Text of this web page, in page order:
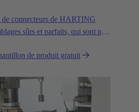
de connecteurs de HARTING
sûrs et parfaits, qui sont par
de produit gratuit